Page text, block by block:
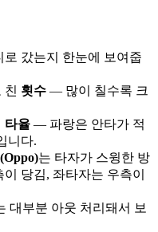
갔는지 한눈에 보여줍
친 횟수 — 많이 칠수록 크
타율 — 파랑은 안타가 적
니다.
는 타자가 스윙한 방
당김, 좌타자는 우측이
대부분 아웃 처리돼서 보